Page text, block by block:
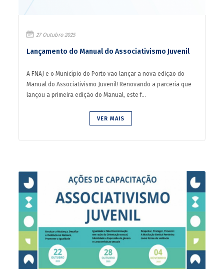
27 Outubro 2025
Lançamento do Manual do Associativismo Juvenil
A FNAJ e o Município do Porto vão lançar a nova edição do
Manual do Associativismo Juvenil! Renovando a parceria que
lançou a primeira edição do Manual, este f...
VER MAIS